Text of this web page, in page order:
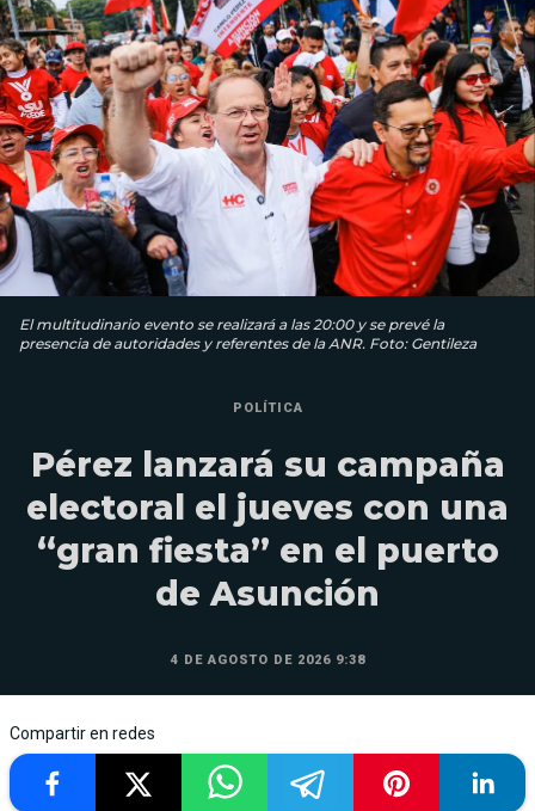
El multitudinario evento se realizará a las 20:00 y se prevé la
presencia de autoridades y referentes de la ANR. Foto: Gentileza
POLÍTICA
Pérez lanzará su campaña
electoral el jueves con una
“gran fiesta” en el puerto
de Asunción
4 DE AGOSTO DE 2026 9:38
Compartir en redes